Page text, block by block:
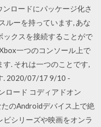
ロードにパッケージ化さ
ルーを持っています, あな
ックスを接続することがで
一つのコンソール上で
. それは一つのことです,
. 2020/07/17 9/10 -
ロード コディアドオン
のAndroidデバイス上で絶
シリーズや映画をオンラ